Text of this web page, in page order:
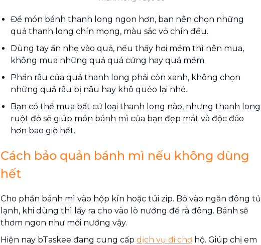
Để món bánh thanh long ngon hơn, bạn nên chọn những
quả thanh long chín mọng, màu sắc vỏ chín đều.
Dùng tay ấn nhẹ vào quả, nếu thấy hơi mềm thì nên mua,
không mua những quả quá cứng hay quá mềm.
Phần râu của quả thanh long phải còn xanh, không chọn
những quả râu bị nâu hay khô quéo lại nhé.
Bạn có thể mua bất cứ loại thanh long nào, nhưng thanh long
ruột đỏ sẽ giúp món bánh mì của bạn đẹp mắt và độc đáo
hơn bao giờ hết.
Cách bảo quản bánh mì nếu không dùng
hết
Cho phần bánh mì vào hộp kín hoặc túi zip. Bỏ vào ngăn đông tủ
lạnh, khi dùng thì lấy ra cho vào lò nướng để rã đông. Bánh sẽ
thơm ngon như mới nướng vậy.
Hiện nay bTaskee đang cung cấp dịch vụ đi chợ hộ. Giúp chị em